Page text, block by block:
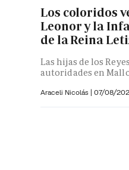
Los coloridos
Leonor y la
de la Reina
Las hijas de los
autoridades en
Araceli Nicolás | 07/08/